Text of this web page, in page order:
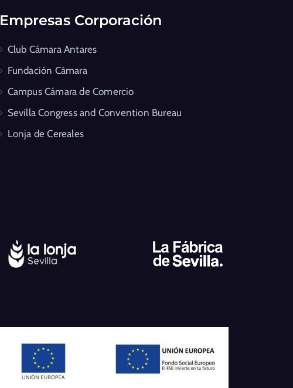
Empresas Corporación
Club Cámara Antares
Fundación Cámara
Campus Cámara de Comercio
Sevilla Congress and Convention Bureau
Lonja de Cereales